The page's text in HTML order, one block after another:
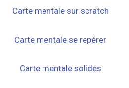
Carte mentale sur scratch
Carte mentale se repérer
Carte mentale solides